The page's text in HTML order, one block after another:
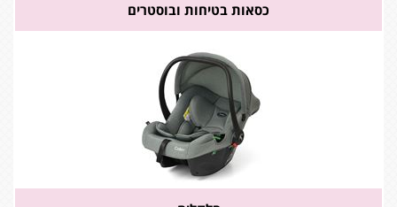
כסאות בטיחות ובוסטרים